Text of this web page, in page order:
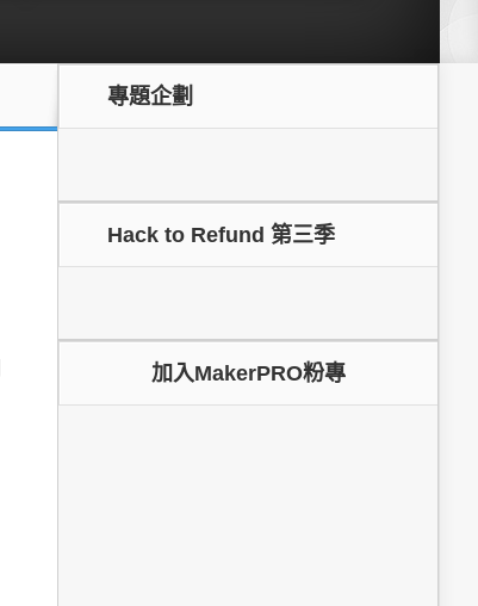
專題企劃
Hack to Refund 第三季
加入MakerPRO粉專